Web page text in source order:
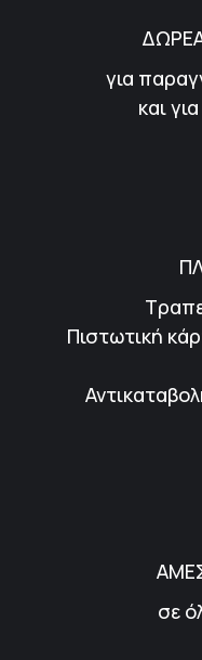
για
και
Πιστωτική
σε